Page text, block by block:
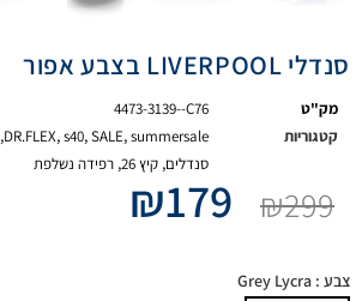
סנדלי LIVERPOOL בצבע אפור
מק"ט
4473-3139--C76
קטגוריות
DR.FLEX,s40,SALE,summersale
,
סנדלים, קיץ 26 , רפידה נשלפת
₪299
₪179
צבע : Grey Lycra